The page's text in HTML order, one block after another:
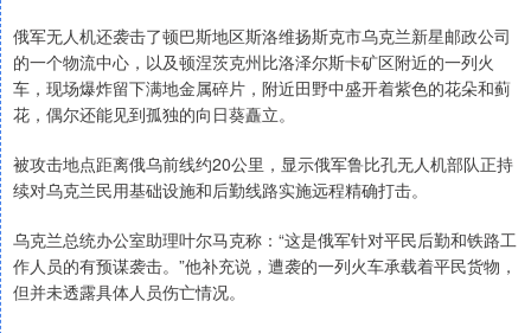
俄军无人机还袭击了顿巴斯地区斯洛维扬斯克市乌克兰新星邮政公司
的一个物流中心，以及顿涅茨克州比洛泽尔斯卡矿区附近的一列火
车，现场爆炸留下满地金属碎片，附近田野中盛开着紫色的花朵和蓟
花，偶尔还能见到孤独的向日葵矗立。
被攻击地点距离俄乌前线约20公里，显示俄军鲁比孔无人机部队正持
续对乌克兰民用基础设施和后勤线路实施远程精确打击。
乌克兰总统办公室助理叶尔马克称：“这是俄军针对平民后勤和铁路工
作人员的有预谋袭击。”他补充说，遭袭的一列火车承载着平民货物，
但并未透露具体人员伤亡情况。